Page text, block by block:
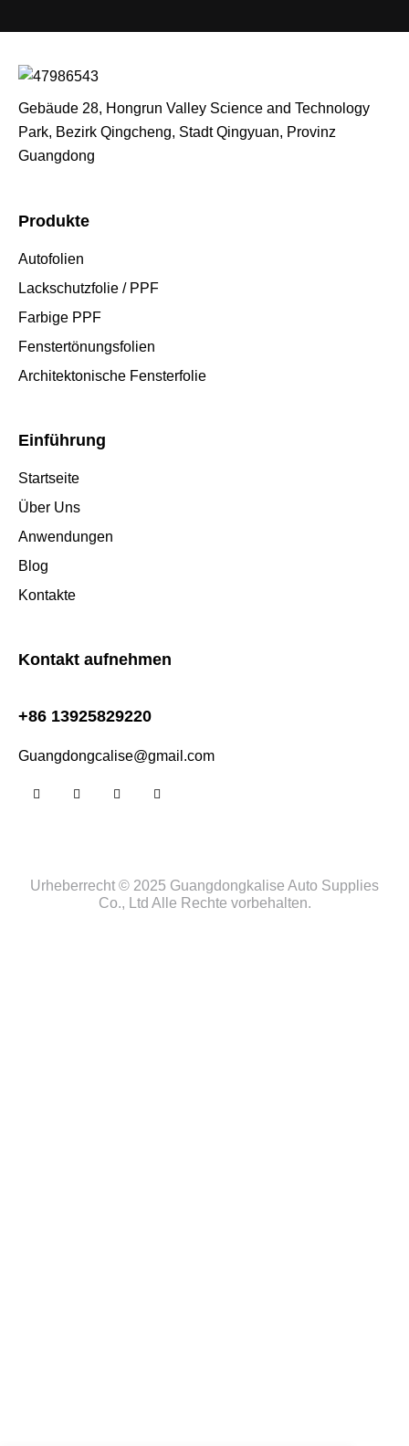
Gebäude 28, Hongrun Valley Science and Technology
Park, Bezirk Qingcheng, Stadt Qingyuan, Provinz
Guangdong
Produkte
Autofolien
Lackschutzfolie / PPF
Farbige PPF
Fenstertönungsfolien
Architektonische Fensterfolie
Einführung
Startseite
Über Uns
Anwendungen
Blog
Kontakte
Kontakt aufnehmen
+86 13925829220
Guangdongcalise@gmail.com
Urheberrecht © 2025 Guangdongkalise Auto Supplies
Co., Ltd Alle Rechte vorbehalten.